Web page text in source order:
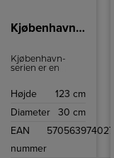
Kjøbenhavn standerlampe, Sort
Kjøbenhavn-
serien er en
af Halo Design
Disse lamper
traditionelle
elementer med
Højde
123 cm
Diameter
30 cm
EAN
nummer
5705639740277